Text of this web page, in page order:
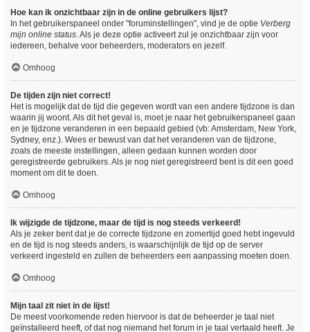
Hoe kan ik onzichtbaar zijn in de online gebruikers lijst?
In het gebruikerspaneel onder "foruminstellingen", vind je de optie Verberg
mijn online status. Als je deze optie activeert zul je onzichtbaar zijn voor
iedereen, behalve voor beheerders, moderators en jezelf.
Omhoog
De tijden zijn niet correct!
Het is mogelijk dat de tijd die gegeven wordt van een andere tijdzone is dan
waarin jij woont. Als dit het geval is, moet je naar het gebruikerspaneel gaan
en je tijdzone veranderen in een bepaald gebied (vb: Amsterdam, New York,
Sydney, enz.). Wees er bewust van dat het veranderen van de tijdzone,
zoals de meeste instellingen, alleen gedaan kunnen worden door
geregistreerde gebruikers. Als je nog niet geregistreerd bent is dit een goed
moment om dit te doen.
Omhoog
Ik wijzigde de tijdzone, maar de tijd is nog steeds verkeerd!
Als je zeker bent dat je de correcte tijdzone en zomertijd goed hebt ingevuld
en de tijd is nog steeds anders, is waarschijnlijk de tijd op de server
verkeerd ingesteld en zullen de beheerders een aanpassing moeten doen.
Omhoog
Mijn taal zit niet in de lijst!
De meest voorkomende reden hiervoor is dat de beheerder je taal niet
geïnstalleerd heeft, of dat nog niemand het forum in je taal vertaald heeft. Je